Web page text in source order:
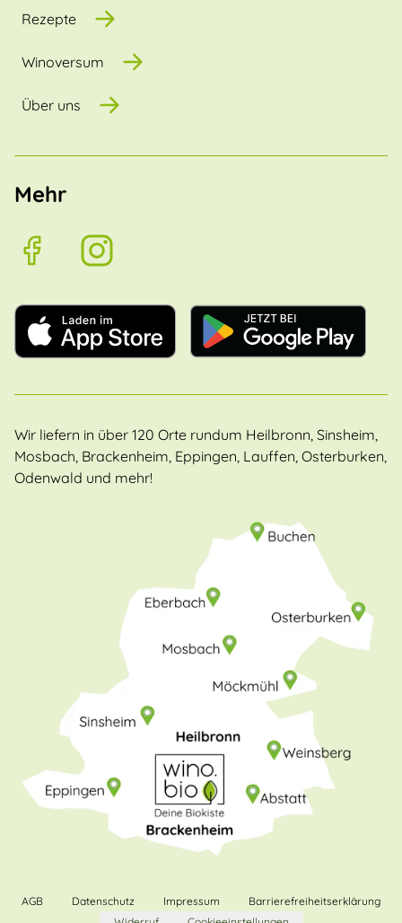
Rezepte
Winoversum
Über uns
Mehr
Wir liefern in über 120 Orte rundum Heilbronn, Sinsheim,
Mosbach, Brackenheim, Eppingen, Lauffen, Osterburken,
Odenwald und mehr!
AGB Datenschutz Impressum
Barrierefreiheitserklärung